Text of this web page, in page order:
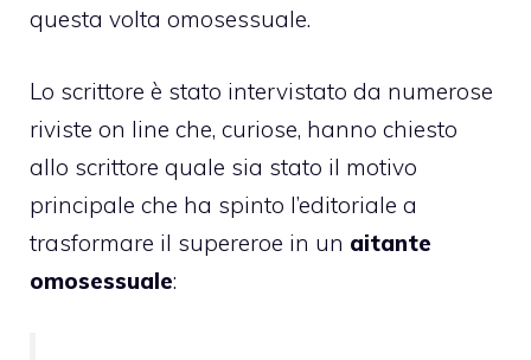
questa volta omosessuale.
Lo scrittore è stato intervistato da numerose
riviste on line che, curiose, hanno chiesto
allo scrittore quale sia stato il motivo
principale che ha spinto l’editoriale a
trasformare il supereroe in un aitante
omosessuale: